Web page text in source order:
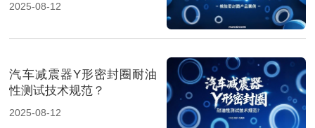
2025-08-12
汽车减震器Y形密封圈耐油
性测试技术规范？
2025-08-12